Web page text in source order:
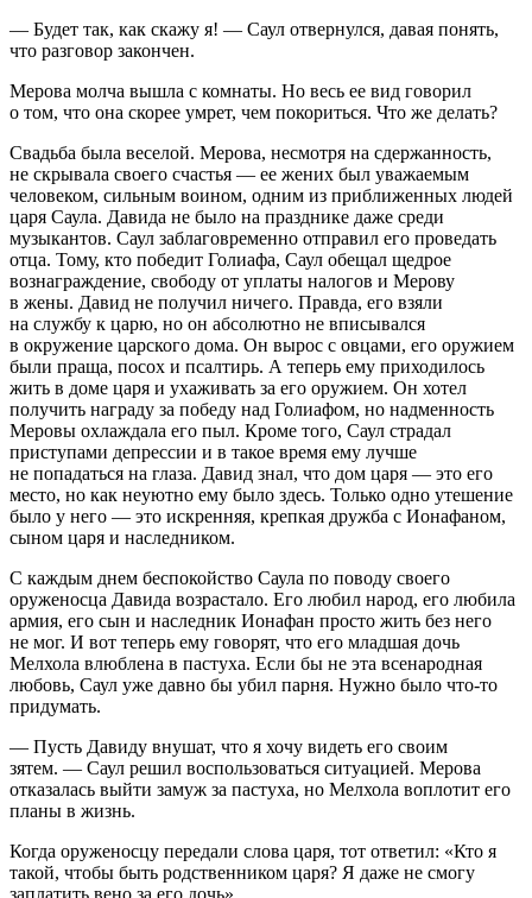
— Будет так, как скажу я! — Саул отвернулся, давая понять,
что разговор закончен.
Мерова молча вышла с комнаты. Но весь ее вид говорил
о том, что она скорее умрет, чем покориться. Что же делать?
Свадьба была веселой. Мерова, несмотря на сдержанность,
не скрывала своего счастья — ее жених был уважаемым
человеком, сильным воином, одним из приближенных людей
царя Саула. Давида не было на празднике даже среди
музыкантов. Саул заблаговременно отправил его проведать
отца. Тому, кто победит Голиафа, Саул обещал щедрое
вознаграждение, свободу от уплаты налогов и Мерову
в жены. Давид не получил ничего. Правда, его взяли
на службу к царю, но он абсолютно не вписывался
в окружение царского дома. Он вырос с овцами, его оружием
были праща, посох и псалтирь. А теперь ему приходилось
жить в доме царя и ухаживать за его оружием. Он хотел
получить награду за победу над Голиафом, но надменность
Меровы охлаждала его пыл. Кроме того, Саул страдал
приступами депрессии и в такое время ему лучше
не попадаться на глаза. Давид знал, что дом царя — это его
место, но как неуютно ему было здесь. Только одно утешение
было у него — это искренняя, крепкая дружба с Ионафаном,
сыном царя и наследником.
С каждым днем беспокойство Саула по поводу своего
оруженосца Давида возрастало. Его любил народ, его любила
армия, его сын и наследник Ионафан просто жить без него
не мог. И вот теперь ему говорят, что его младшая дочь
Мелхола влюблена в пастуха. Если бы не эта всенародная
любовь, Саул уже давно бы убил парня. Нужно было что-то
придумать.
— Пусть Давиду внушат, что я хочу видеть его своим
зятем. — Саул решил воспользоваться ситуацией. Мерова
отказалась выйти замуж за пастуха, но Мелхола воплотит его
планы в жизнь.
Когда оруженосцу передали слова царя, тот ответил: «Кто я
такой, чтобы быть родственником царя? Я даже не смогу
заплатить вено за его дочь».